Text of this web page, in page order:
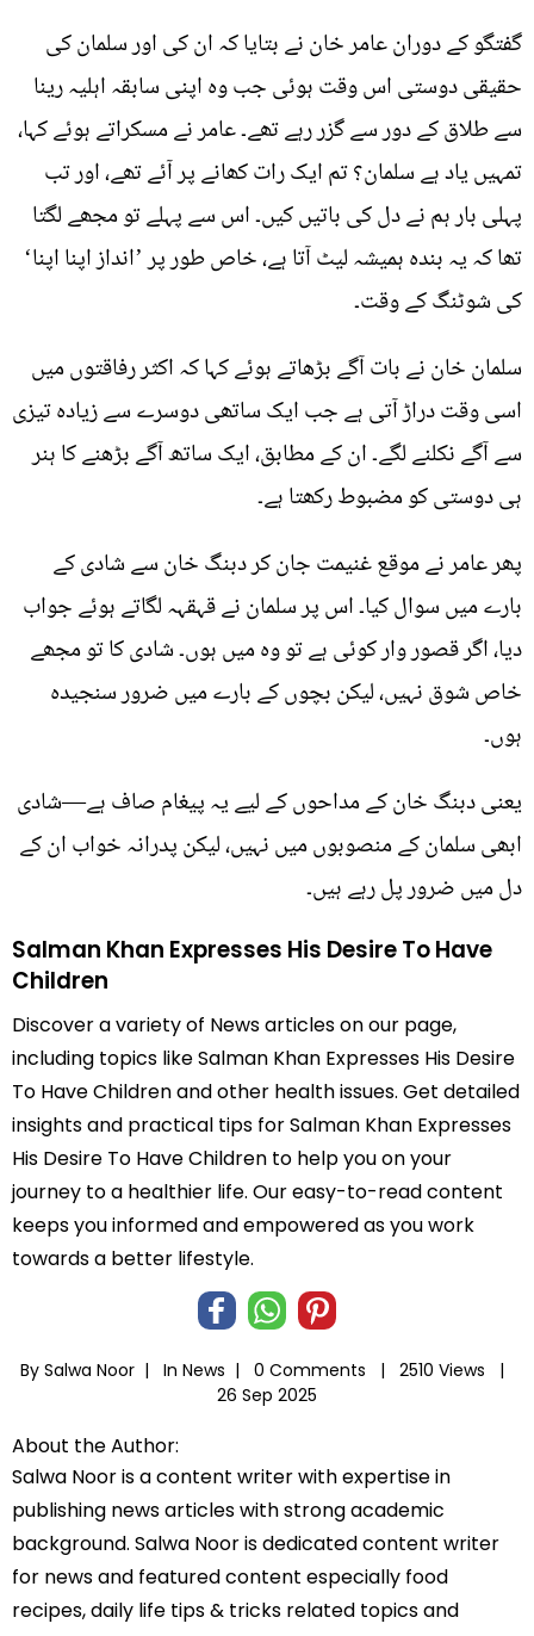
گفتگو کے دوران عامر خان نے بتایا کہ ان کی اور سلمان کی
حقیقی دوستی اس وقت ہوئی جب وہ اپنی سابقہ اہلیہ رینا
سے طلاق کے دور سے گزر رہے تھے۔ عامر نے مسکراتے ہوئے کہا،
تمہیں یاد ہے سلمان؟ تم ایک رات کھانے پر آئے تھے، اور تب
پہلی بار ہم نے دل کی باتیں کیں۔ اس سے پہلے تو مجھے لگتا
تھا کہ یہ بندہ ہمیشہ لیٹ آتا ہے، خاص طور پر ’انداز اپنا اپنا‘
کی شوٹنگ کے وقت۔
سلمان خان نے بات آگے بڑھاتے ہوئے کہا کہ اکثر رفاقتوں میں
اسی وقت دراڑ آتی ہے جب ایک ساتھی دوسرے سے زیادہ تیزی
سے آگے نکلنے لگے۔ ان کے مطابق، ایک ساتھ آگے بڑھنے کا ہنر
ہی دوستی کو مضبوط رکھتا ہے۔
پھر عامر نے موقع غنیمت جان کر دبنگ خان سے شادی کے
بارے میں سوال کیا۔ اس پر سلمان نے قہقہہ لگاتے ہوئے جواب
دیا، اگر قصور وار کوئی ہے تو وہ میں ہوں۔ شادی کا تو مجھے
خاص شوق نہیں، لیکن بچوں کے بارے میں ضرور سنجیدہ
ہوں۔
یعنی دبنگ خان کے مداحوں کے لیے یہ پیغام صاف ہے—شادی
ابھی سلمان کے منصوبوں میں نہیں، لیکن پدرانہ خواب ان کے
دل میں ضرور پل رہے ہیں۔
Salman Khan Expresses His Desire To Have
Children
Discover a variety of News articles on our page,
including topics like Salman Khan Expresses His Desire
To Have Children and other health issues. Get detailed
insights and practical tips for Salman Khan Expresses
His Desire To Have Children to help you on your
journey to a healthier life. Our easy-to-read content
keeps you informed and empowered as you work
towards a better lifestyle.
By Salwa Noor | In News | 0 Comments |
2510 Views |
26 Sep 2025
About the Author:
Salwa Noor is a content writer with expertise in
publishing news articles with strong academic
background. Salwa Noor is dedicated content writer
for news and featured content especially food
recipes, daily life tips & tricks related topics and